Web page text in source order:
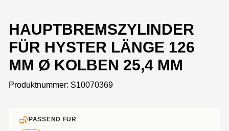
HAUPTBREMSZYLINDER
FÜR HYSTER LÄNGE 126
MM Ø KOLBEN 25,4 MM
Produktnummer: S10070369
PASSEND FÜR